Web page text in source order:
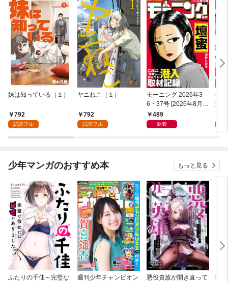
妹は知っている（１）
792
試読フル
ヤニねこ（１）
792
試読フル
モーニング 2026年3
6・37号 [2026年8月6
日発売]
489
新着
ゲ
貴
を
し
少年マンガのおすすめ本 もっと見る
ふたりの千佳～完璧な
週刊少年チャンピオン
悪役貴族が開き直って
弱